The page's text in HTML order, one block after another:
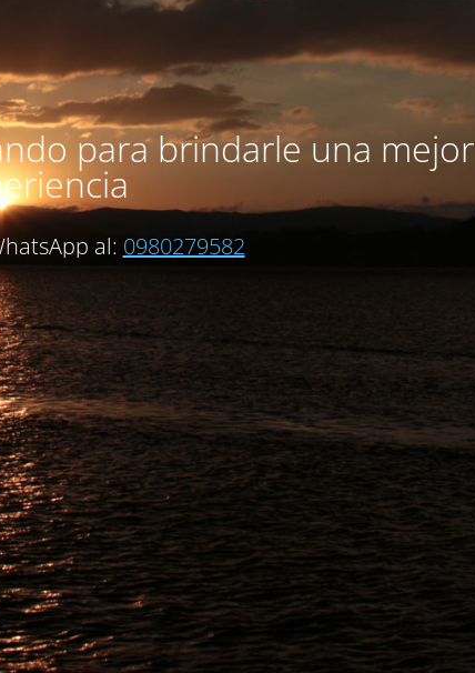
para brindarle una mejor
al: 0980279582